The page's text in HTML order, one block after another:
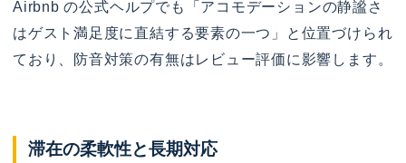
Airbnb の公式ヘルプでも「アコモデーションの静謐さ
はゲスト満足度に直結する要素の一つ」と位置づけられ
ており、防音対策の有無はレビュー評価に影響します。
滞在の柔軟性と長期対応